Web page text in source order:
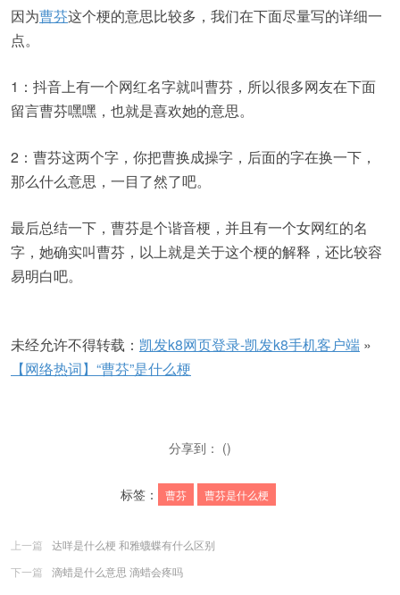
因为曹芬这个梗的意思比较多，我们在下面尽量写的详细一
点。
1：抖音上有一个网红名字就叫曹芬，所以很多网友在下面
留言曹芬嘿嘿，也就是喜欢她的意思。
2：曹芬这两个字，你把曹换成操字，后面的字在换一下，
那么什么意思，一目了然了吧。
最后总结一下，曹芬是个谐音梗，并且有一个女网红的名
字，她确实叫曹芬，以上就是关于这个梗的解释，还比较容
易明白吧。
未经允许不得转载： 凯发k8网页登录-凯发k8手机客户端 »
【网络热词】“曹芬”是什么梗
分享到： ()
标签： 曹芬 曹芬是什么梗
上一篇
达咩是什么梗 和雅蠛蝶有什么区别
下一篇
滴蜡是什么意思 滴蜡会疼吗